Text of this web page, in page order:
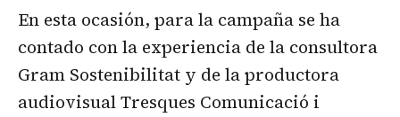
En esta ocasión, para la campaña se ha
contado con la experiencia de la consultora
Gram Sostenibilitat y de la productora
audiovisual Tresques Comunicació i